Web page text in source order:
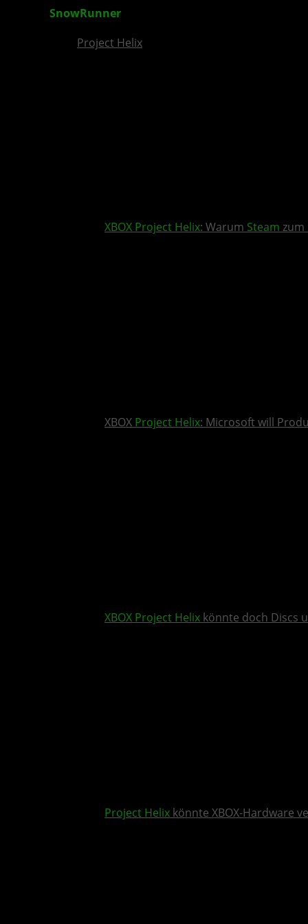
SnowRunner
Project Helix
XBOX Project Helix: Warum Steam zum
XBOX Project Helix: Microsoft will
XBOX Project Helix könnte doch Discs
Project Helix könnte XBOX-Hardware